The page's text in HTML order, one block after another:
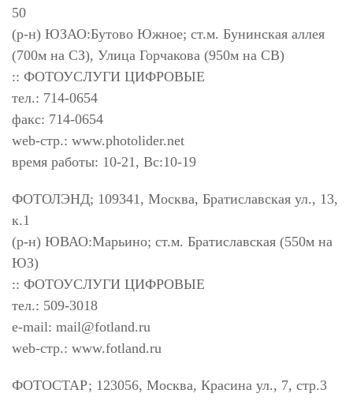
50
(р-н) ЮЗАО:Бутово Южное; ст.м. Бунинская аллея
(700м на СЗ), Улица Горчакова (950м на СВ)
:: ФОТОУСЛУГИ ЦИФРОВЫЕ
тел.: 714-0654
факс: 714-0654
web-стр.: www.photolider.net
время работы: 10-21, Вс:10-19
ФОТОЛЭНД; 109341, Москва, Братиславская ул., 13,
к.1
(р-н) ЮВАО:Марьино; ст.м. Братиславская (550м на
ЮЗ)
:: ФОТОУСЛУГИ ЦИФРОВЫЕ
тел.: 509-3018
e-mail: mail@fotland.ru
web-стр.: www.fotland.ru
ФОТОСТАР; 123056, Москва, Красина ул., 7, стр.3